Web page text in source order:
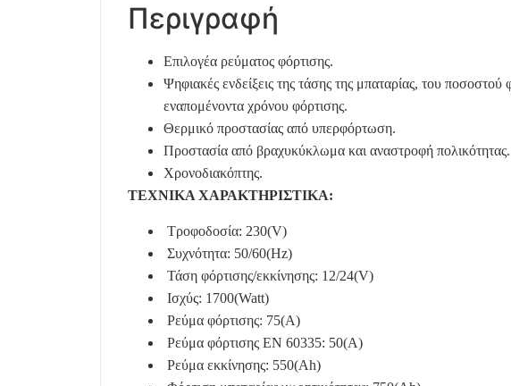
Περιγραφή
Επιλογέα ρεύματος φόρτισης.
Ψηφιακές ενδείξεις της τάσης της μπαταρίας, του
εναπομένοντα χρόνου φόρτισης.
Θερμικό προστασίας από υπερφόρτωση.
Προστασία από βραχυκύκλωμα και αναστροφή πολικότητας.
Χρονοδιακόπτης.
ΤΕΧΝΙΚΑ ΧΑΡΑΚΤΗΡΙΣΤΙΚΑ:
Τροφοδοσία: 230(V)
Συχνότητα: 50/60(Hz)
Τάση φόρτισης/εκκίνησης: 12/24(V)
Ισχύς: 1700(Watt)
Ρεύμα φόρτισης: 75(A)
Ρεύμα φόρτισης EN 60335: 50(A)
Ρεύμα εκκίνησης: 550(Ah)